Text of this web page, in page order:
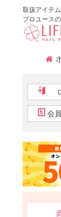
取扱アイテ
プロユース
会